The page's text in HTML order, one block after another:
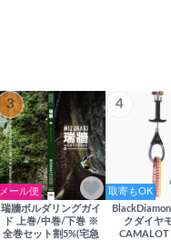
3
メール便
瑞牆ボルダリングガイ
ド 上巻/中巻/下巻 ※
全巻セット割5%(宅急
4
取寄もOK
クダイヤ